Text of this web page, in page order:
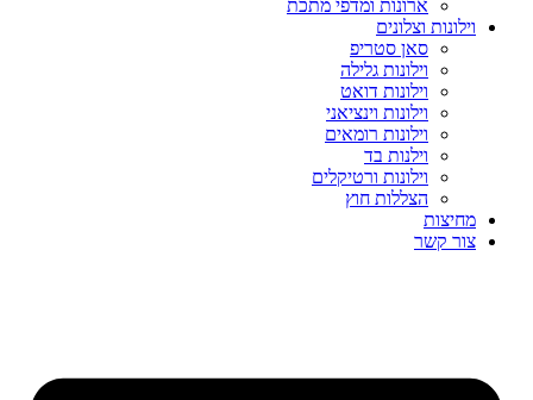
ארונות ומדפי מתכת
וילונות וצלונים
סאן סטריפ
וילונות גלילה
וילונות דואט
וילונות וינציאני
וילונות רומאים
וילנות בד
וילונות ורטיקלים
הצללות חוץ
מחיצות
צור קשר